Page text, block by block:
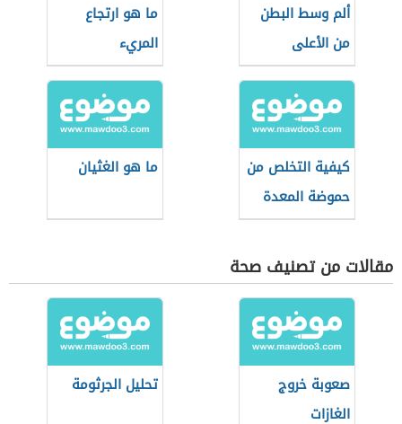
ألم وسط البطن
من الأعلى
ما هو ارتجاع
المريء
كيفية التخلص من
حموضة المعدة
ما هو الغثيان
مقالات من تصنيف صحة
صعوبة خروج
الغازات
تحليل الجرثومة